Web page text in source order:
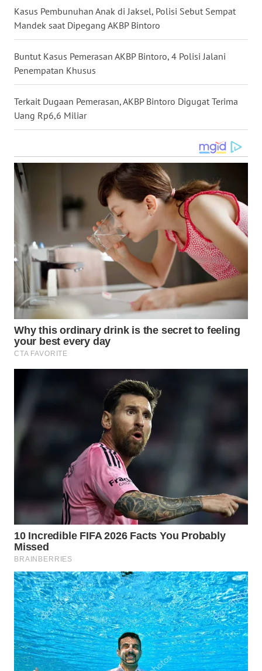
Kasus Pembunuhan Anak di Jaksel, Polisi Sebut Sempat
Mandek saat Dipegang AKBP Bintoro
Buntut Kasus Pemerasan AKBP Bintoro, 4 Polisi Jalani
Penempatan Khusus
Terkait Dugaan Pemerasan, AKBP Bintoro Digugat Terima
Uang Rp6,6 Miliar
WN
NUSANTARA
WN
JOGJA
WN
JATIM
BALI
KALTENG
WN
KALTARA
WN
KALSEL
SULUT
WN
MALUKU
WN
MALUT
WN
DAIRI
WN